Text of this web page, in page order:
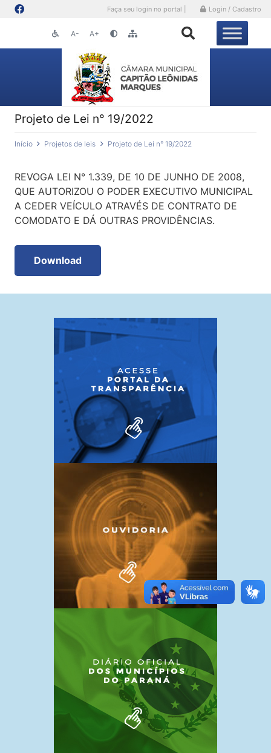
Faça seu login no portal | Login / Cadastro
A- A+
Projeto de Lei n° 19/2022
Início Projetos de leis Projeto de Lei n° 19/2022
REVOGA LEI N° 1.339, DE 10 DE JUNHO DE 2008,
QUE AUTORIZOU O PODER EXECUTIVO MUNICIPAL
A CEDER VEÍCULO ATRAVÉS DE CONTRATO DE
COMODATO E DÁ OUTRAS PROVIDÊNCIAS.
Download